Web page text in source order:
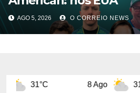
AGO 5, 2026 O CORREIO NEWS
8 Ago 31°C